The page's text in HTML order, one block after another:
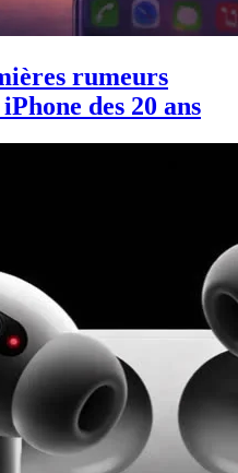
rumeurs
des 20 ans